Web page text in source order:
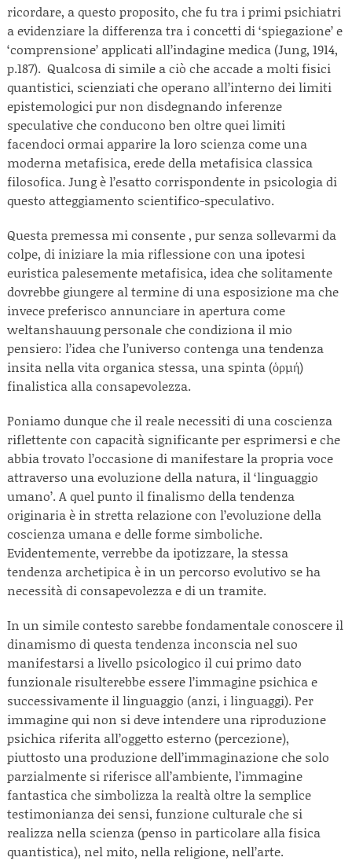
ricordare, a questo proposito, che fu tra i primi psichiatri
a evidenziare la differenza tra i concetti di ‘spiegazione’ e
‘comprensione’ applicati all’indagine medica (Jung, 1914,
p.187). Qualcosa di simile a ciò che accade a molti fisici
quantistici, scienziati che operano all’interno dei limiti
epistemologici pur non disdegnando inferenze
speculative che conducono ben oltre quei limiti
facendoci ormai apparire la loro scienza come una
moderna metafisica, erede della metafisica classica
filosofica. Jung è l’esatto corrispondente in psicologia di
questo atteggiamento scientifico-speculativo.
Questa premessa mi consente , pur senza sollevarmi da
colpe, di iniziare la mia riflessione con una ipotesi
euristica palesemente metafisica, idea che solitamente
dovrebbe giungere al termine di una esposizione ma che
invece preferisco annunciare in apertura come
weltanshauung personale che condiziona il mio
pensiero: l’idea che l’universo contenga una tendenza
insita nella vita organica stessa, una spinta (ὁρμή)
finalistica alla consapevolezza.
Poniamo dunque che il reale necessiti di una coscienza
riflettente con capacità significante per esprimersi e che
abbia trovato l’occasione di manifestare la propria voce
attraverso una evoluzione della natura, il ‘linguaggio
umano’. A quel punto il finalismo della tendenza
originaria è in stretta relazione con l’evoluzione della
coscienza umana e delle forme simboliche.
Evidentemente, verrebbe da ipotizzare, la stessa
tendenza archetipica è in un percorso evolutivo se ha
necessità di consapevolezza e di un tramite.
In un simile contesto sarebbe fondamentale conoscere il
dinamismo di questa tendenza inconscia nel suo
manifestarsi a livello psicologico il cui primo dato
funzionale risulterebbe essere l’immagine psichica e
successivamente il linguaggio (anzi, i linguaggi). Per
immagine qui non si deve intendere una riproduzione
psichica riferita all’oggetto esterno (percezione),
piuttosto una produzione dell’immaginazione che solo
parzialmente si riferisce all’ambiente, l’immagine
fantastica che simbolizza la realtà oltre la semplice
testimonianza dei sensi, funzione culturale che si
realizza nella scienza (penso in particolare alla fisica
quantistica), nel mito, nella religione, nell’arte.